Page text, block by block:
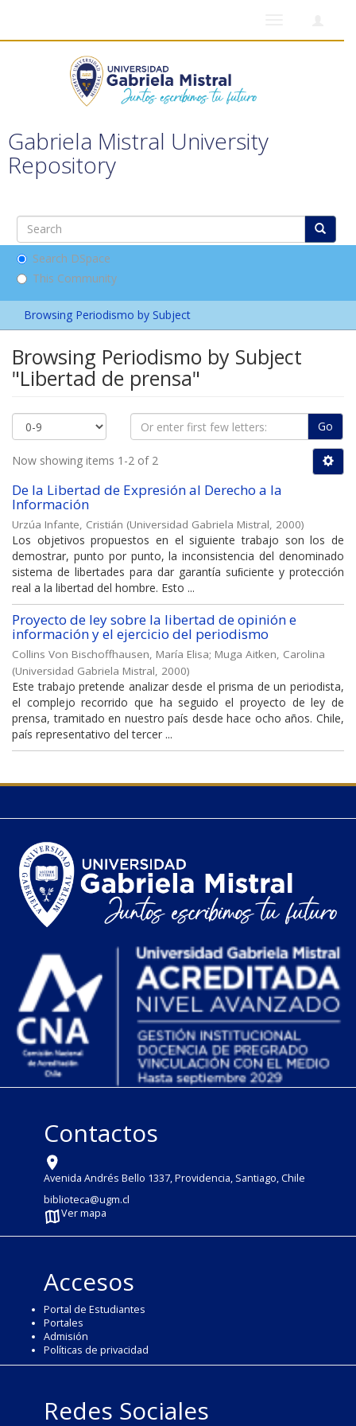
Gabriela Mistral University
Repository
Search DSpace
This Community
Browsing Periodismo by Subject
Browsing Periodismo by Subject
"Libertad de prensa"
Go
Now showing items 1-2 of 2
De la Libertad de Expresión al Derecho a la
Información
Urzúa Infante, Cristián (Universidad Gabriela Mistral, 2000)
Los objetivos propuestos en el siguiente trabajo son los de
demostrar, punto por punto, la inconsistencia del denominado
sistema de libertades para dar garantía suﬁciente y protección
real a la libertad del hombre. Esto ...
Proyecto de ley sobre la libertad de opinión e
información y el ejercicio del periodismo
Collins Von Bischoffhausen, María Elisa; Muga Aitken, Carolina
(Universidad Gabriela Mistral, 2000)
Este trabajo pretende analizar desde el prisma de un periodista,
el complejo recorrido que ha seguido el proyecto de ley de
prensa, tramitado en nuestro país desde hace ocho años. Chile,
país representativo del tercer ...
Contactos
Avenida Andrés Bello 1337, Providencia, Santiago, Chile
biblioteca@ugm.cl
Ver mapa
Accesos
Portal de Estudiantes
Portales
Admisión
Políticas de privacidad
Redes Sociales